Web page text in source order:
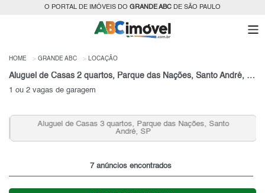
O PORTAL DE IMÓVEIS DO GRANDE ABC DE SÃO PAULO
HOME GRANDE ABC LOCAÇÃO
Aluguel de Casas 2 quartos, Parque das Nações, Santo André, SP
1 ou 2 vagas de garagem
Aluguel de Casas 3 quartos, Parque das Nações, Santo
André, SP
7 anúncios encontrados